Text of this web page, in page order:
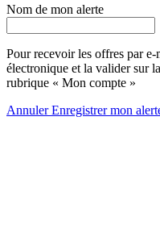
Nom de mon alerte
Pour recevoir les offres par
électronique et la valider sur
rubrique « Mon compte »
AnnulerEnregistrer mon